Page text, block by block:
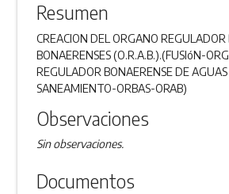
Resumen
CREACION DEL ORGANO
BONAERENSES (O.R.A.B.).(FUSIóN-
REGULADOR BONAERENSE DE
SANEAMIENTO-ORBAS-ORAB)
Observaciones
Sin observaciones.
Documentos